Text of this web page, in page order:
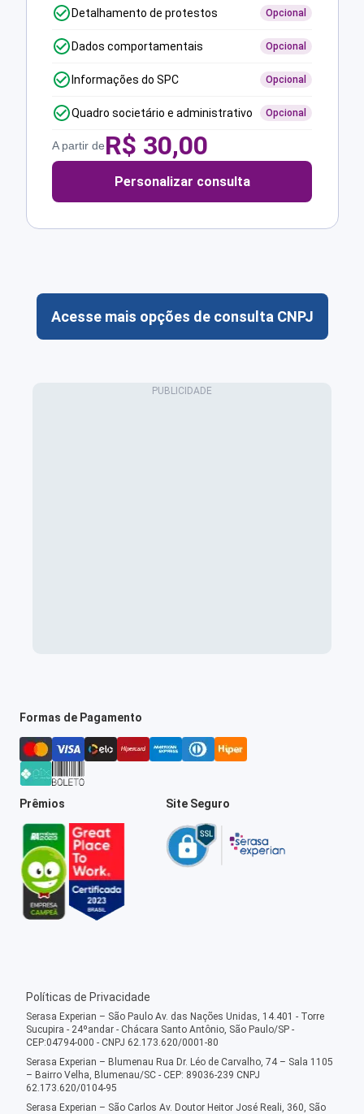
Detalhamento de protestos Opcional
Dados comportamentais Opcional
Informações do SPC Opcional
Quadro societário e administrativo Opcional
A partir deR$ 30,00
Personalizar consulta
Acesse mais opções de consulta CNPJ
Formas de Pagamento
Prêmios Site Seguro
Políticas de Privacidade
Serasa Experian – São Paulo Av. das Nações Unidas, 14.401 - Torre
Sucupira - 24ºandar - Chácara Santo Antônio, São Paulo/SP -
CEP:04794-000 - CNPJ 62.173.620/0001-80
Serasa Experian – Blumenau Rua Dr. Léo de Carvalho, 74 – Sala 1105
– Bairro Velha, Blumenau/SC - CEP: 89036-239 CNPJ
62.173.620/0104-95
Serasa Experian – São Carlos Av. Doutor Heitor José Reali, 360, São